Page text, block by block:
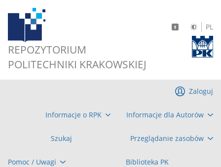
REPOZYTORIUM
POLITECHNIKI KRAKOWSKIEJ
PL
Informacje o RPK Informacje dla Autorów
Szukaj Przeglądanie zasobów
Pomoc / Uwagi Biblioteka PK
Zaloguj